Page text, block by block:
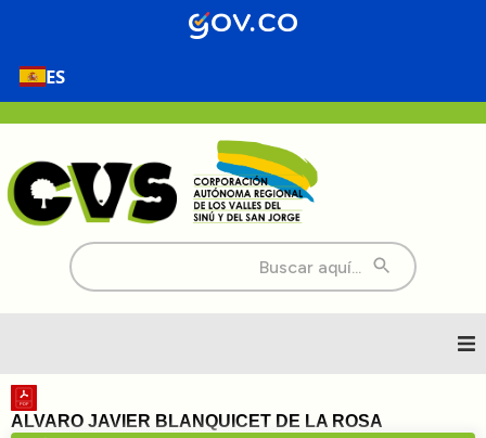
ES
Buscar:
Inicio
ALVARO JAVIER BLANQUICET DE LA ROSA